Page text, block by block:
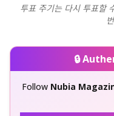
투표 주기는 다시 투표할
🔒
Follow Nubia